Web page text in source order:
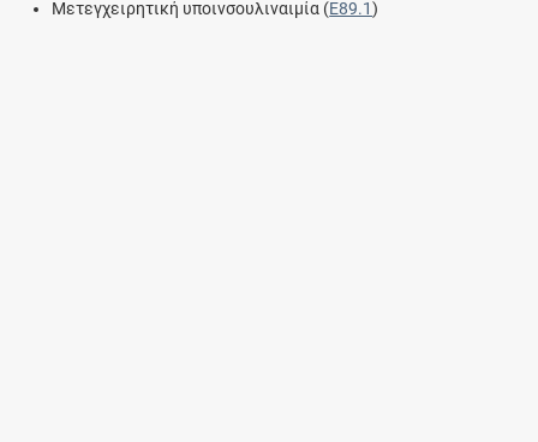
Μετεγχειρητική υποινσουλιναιμία (E89.1)